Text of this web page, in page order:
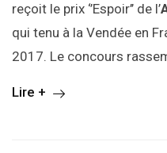
reçoit le prix ‘’Espoir’’ de l’
qui tenu à la Vendée en
2017. Le concours
Lire +